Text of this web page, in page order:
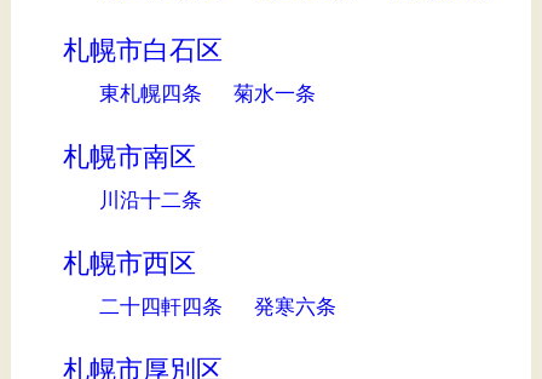
札幌市白石区
東札幌四条 菊水一条
札幌市南区
川沿十二条
札幌市西区
二十四軒四条 発寒六条
札幌市厚別区